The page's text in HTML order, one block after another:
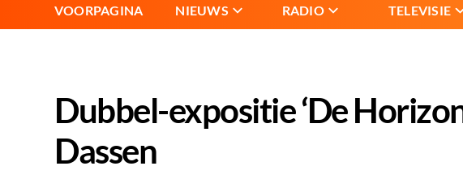
VOORPAGINA NIEUWS RADIO TELEVISIE
Dubbel-expositie ‘De
Dassen